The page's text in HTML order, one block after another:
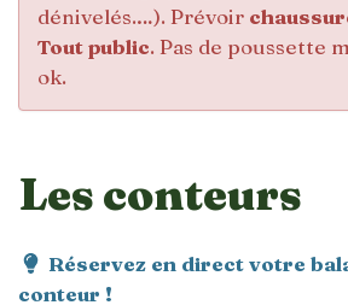
dénivelés.…). Prévoir
Tout public. Pas de poussette
ok.
Les conteurs
Réservez en direct votre
conteur !